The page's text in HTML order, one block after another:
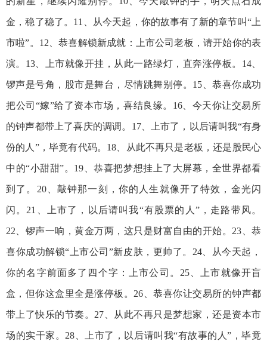
金，稳了稳了。11、从今天起，你的故事有了新的章节叫“上
市啦”。12、恭喜解锁新成就：上市公司老板，请开始你的表
演。13、上市就像开挂，从此一路绿灯，直奔涨停板。14、
锣声是号角，股市是舞台，尽情跳舞别停。15、恭喜你成功
把公司“嫁”给了资本市场，喜结良缘。16、今天你让交易所
的钟声都带上了喜庆的调调。17、上市了，以后请叫我“有身
份的人”，毕竟有代码。18、从此不再只是老板，还是股民心
中的“小甜甜”。19、恭喜把梦想挂上了大屏幕，全世界都看
到了。20、敲钟那一刻，你的人生就像开了特效，金光闪
闪。21、上市了，以后请叫我“有股票的人”，走路带风。
22、锣声一响，黄金万两，这只是财富自由的开始。23、恭
喜你成功解锁“上市公司”新皮肤，更帅了。24、从今天起，
你的名字前面多了四个字：上市公司。25、上市就像开盲
盒，但你这盒里全是涨停板。26、恭喜你让交易所的钟声都
带上了快乐的节奏。27、从此不再只是梦想家，还是资本市
场的实干家。28、上市了，以后请叫我“有故事的人”，毕竟